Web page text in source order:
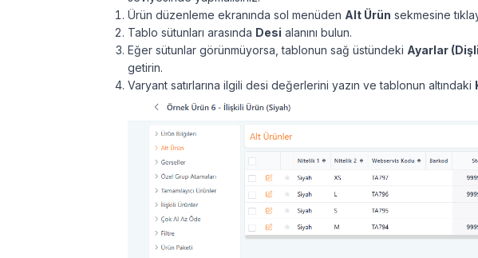
Ürün düzenleme ekranında sol menüden Alt Ürün sekmesine
Tablo sütunları arasında Desi alanını bulun.
Eğer sütunlar görünmüyorsa, tablonun sağ üstündeki Ayarlar
getirin.
Varyant satırlarına ilgili desi değerlerini yazın ve tablonun altındaki